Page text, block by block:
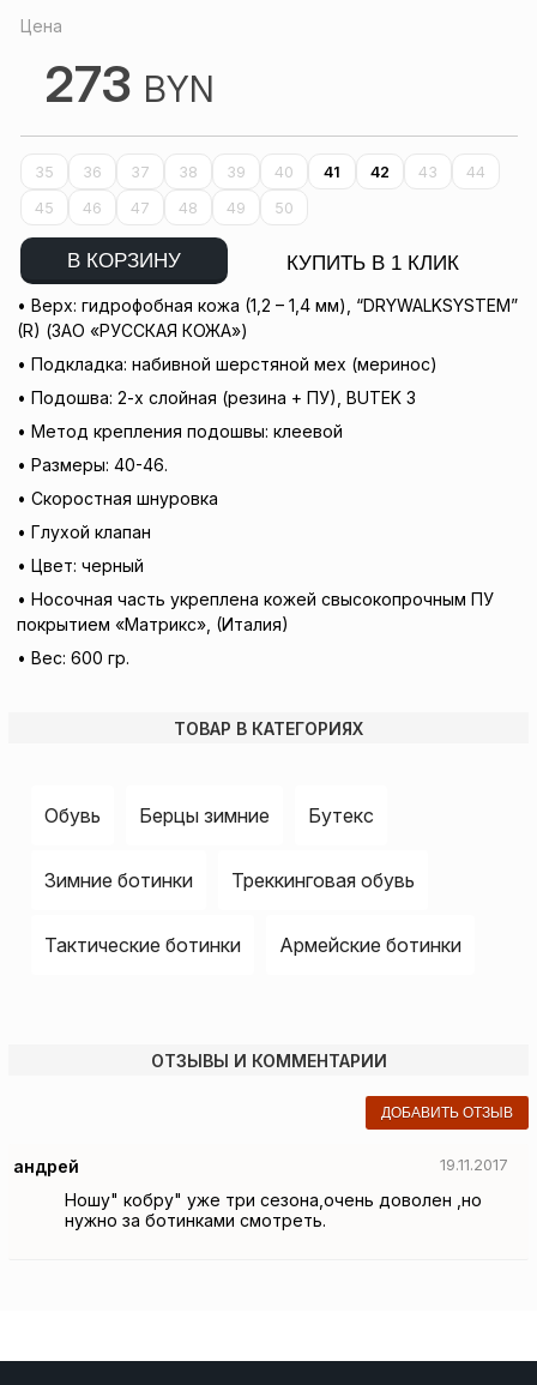
Цена
273 BYN
35 36 37 38 39 40 41 42 43
44
45
46 47 48 49 50
В КОРЗИНУ КУПИТЬ В 1 КЛИК
• Верх: гидрофобная кожа (1,2 – 1,4 мм), “DRYWALKSYSTEM”
(R) (ЗАО «РУССКАЯ КОЖА»)
• Подкладка: набивной шерстяной мех (меринос)
• Подошва: 2-х слойная (резина + ПУ), BUTEK 3
• Метод крепления подошвы: клеевой
• Размеры: 40-46.
• Скоростная шнуровка
• Глухой клапан
• Цвет: черный
• Носочная часть укреплена кожей cвысокопрочным ПУ
покрытием «Матрикс», (Италия)
• Вес: 600 гр.
ТОВАР В КАТЕГОРИЯХ
Обувь Берцы зимние Бутекс
Зимние ботинки Треккинговая обувь
Тактические ботинки Армейские ботинки
ОТЗЫВЫ И КОММЕНТАРИИ
ДОБАВИТЬ ОТЗЫВ
андрей 19.11.2017
Ношу" кобру" уже три сезона,очень доволен ,но
нужно за ботинками смотреть.